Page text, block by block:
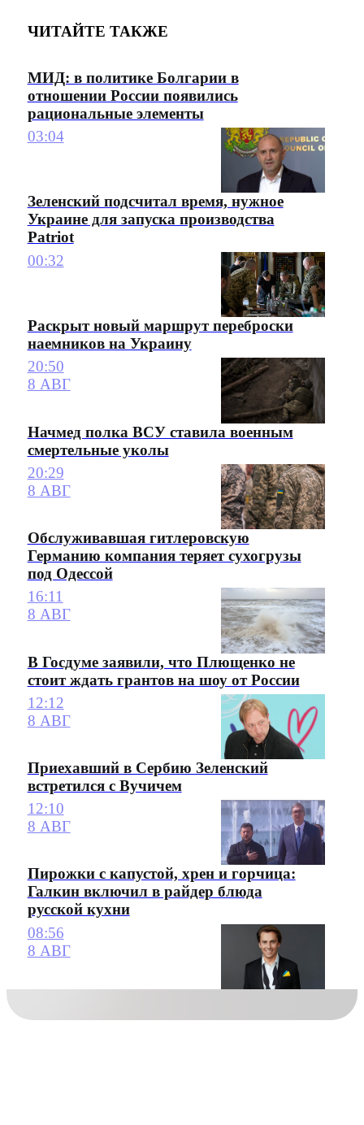
ЧИТАЙТЕ ТАКЖЕ
МИД: в политике Болгарии в
отношении России появились
рациональные элементы
03:04
Зеленский подсчитал время, нужное
Украине для запуска производства
Patriot
00:32
Раскрыт новый маршрут переброски
наемников на Украину
20:50
8 АВГ
Начмед полка ВСУ ставила военным
смертельные уколы
20:29
8 АВГ
Обслуживавшая гитлеровскую
Германию компания теряет сухогрузы
под Одессой
16:11
8 АВГ
В Госдуме заявили, что Плющенко не
стоит ждать грантов на шоу от России
12:12
8 АВГ
Приехавший в Сербию Зеленский
встретился с Вучичем
12:10
8 АВГ
Пирожки с капустой, хрен и горчица:
Галкин включил в райдер блюда
русской кухни
08:56
8 АВГ